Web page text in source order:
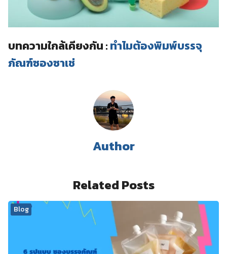
บทความใกล้เคียงกัน :ทำไมต้องพิมพ์บรรจุ
ภัณฑ์ซองซาเช่
Author
Related Posts
Blog